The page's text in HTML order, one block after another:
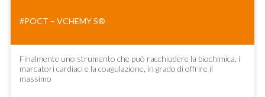
#POCT – VCHEMY S®
Finalmente uno strumento che può racchiudere la biochimica, i
marcatori cardiaci e la coagulazione, in grado di offrire il
massimo